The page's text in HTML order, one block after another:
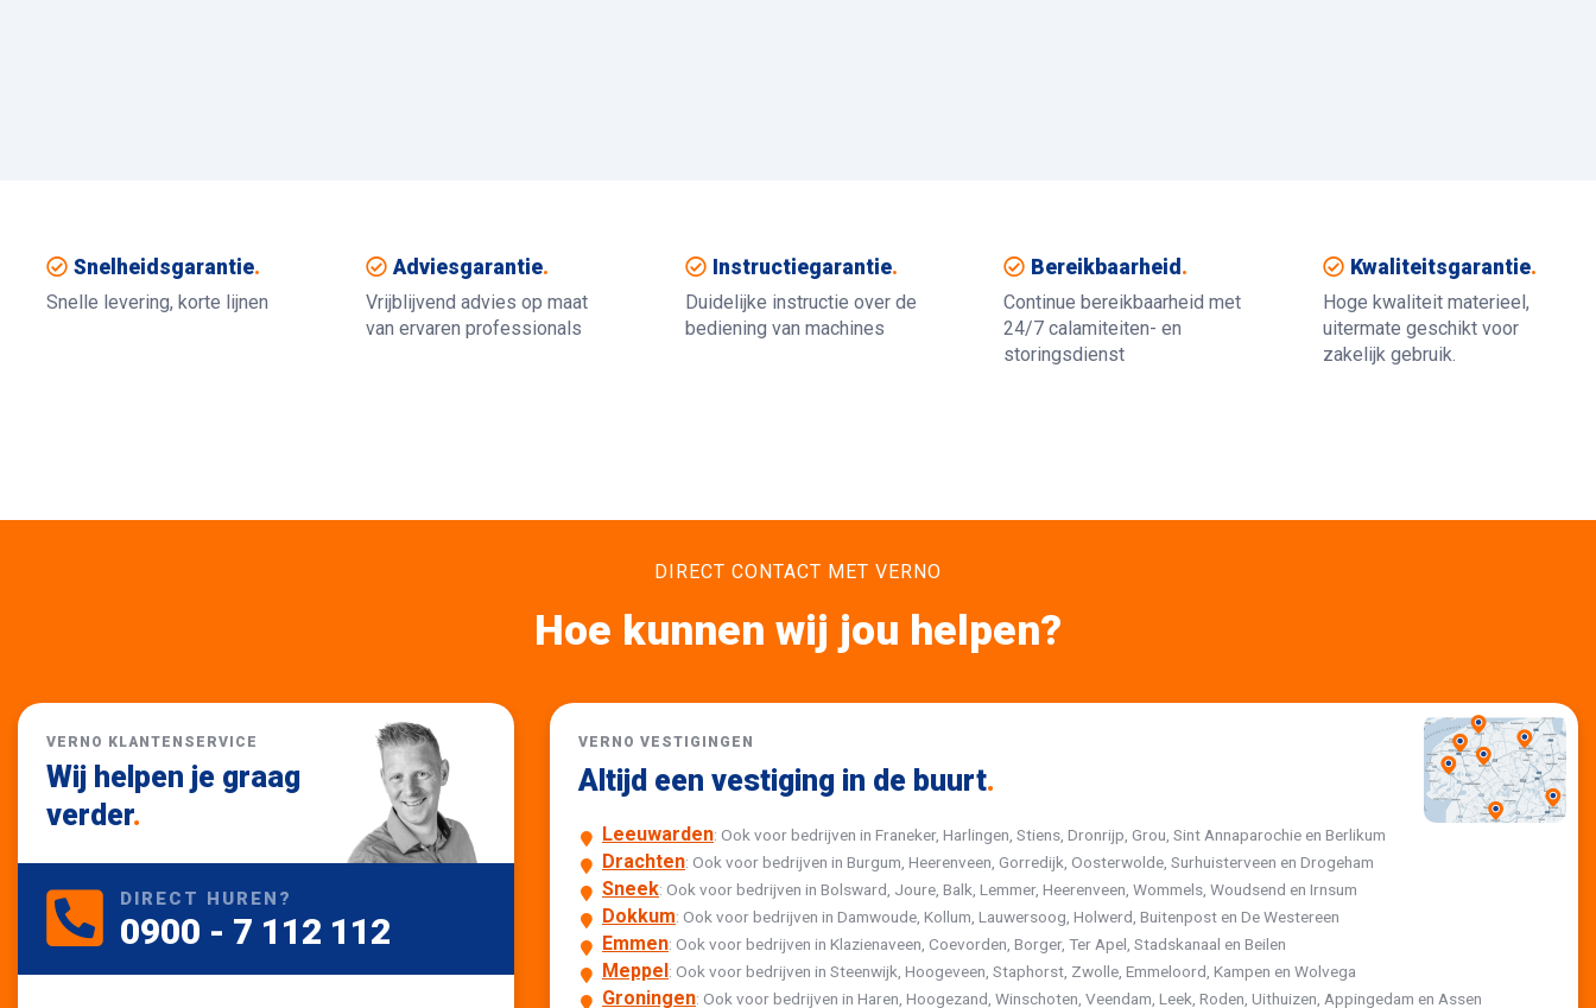
Snelheidsgarantie.
Snelle levering, korte lijnen
Adviesgarantie.
Vrijblijvend advies op maat
van ervaren professionals
Instructiegarantie.
Duidelijke instructie over de
bediening van machines
Bereikbaarheid .
Continue bereikbaarheid met
24/7 calamiteiten- en
storingsdienst
Kwaliteitsgarantie.
Hoge kwaliteit materieel,
uitermate geschikt voor
zakelijk gebruik.
DIRECT CONTACT MET VERNO
Hoe kunnen wij jou helpen?
VERNO KLANTENSERVICE
Wij helpen je graag
verder.
DIRECT HUREN?
0900 - 7 112 112
VERNO VESTIGINGEN
Altijd een vestiging in de buurt.
Leeuwarden: Ook voor bedrijven in Franeker, Harlingen, Stiens, Dronrijp, Grou, Sint Annaparochie en Berlikum
Drachten: Ook voor bedrijven in Burgum, Heerenveen, Gorredijk, Oosterwolde, Surhuisterveen en Drogeham
Sneek: Ook voor bedrijven in Bolsward, Joure, Balk, Lemmer, Heerenveen, Wommels, Woudsend en Irnsum
Dokkum: Ook voor bedrijven in Damwoude, Kollum, Lauwersoog, Holwerd, Buitenpost en De Westereen
Emmen: Ook voor bedrijven in Klazienaveen, Coevorden, Borger, Ter Apel, Stadskanaal en Beilen
Meppel: Ook voor bedrijven in Steenwijk, Hoogeveen, Staphorst, Zwolle, Emmeloord, Kampen en Wolvega
Groningen: Ook voor bedrijven in Haren, Hoogezand, Winschoten, Veendam, Leek, Roden, Uithuizen, Appingedam en Assen